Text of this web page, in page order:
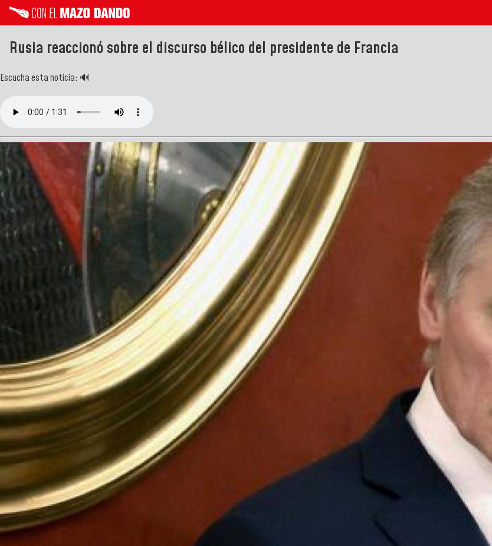
Rusia reaccionó sobre el discurso bélico del presidente de Francia
Escucha esta noticia: 🔊